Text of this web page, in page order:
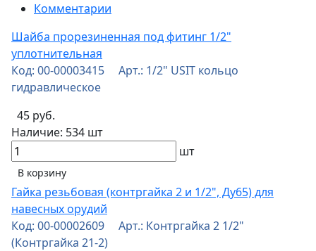
Комментарии
Шайба прорезиненная под фитинг 1/2"
уплотнительная
Код: 00-00003415 Арт.: 1/2" USIT кольцо
гидравлическое
45 руб.
Наличие: 534 шт
шт
В корзину
Гайка резьбовая (контргайка 2 и 1/2", Ду65) для
навесных орудий
Код: 00-00002609 Арт.: Контргайка 2 1/2"
(Контргайка 21-2)